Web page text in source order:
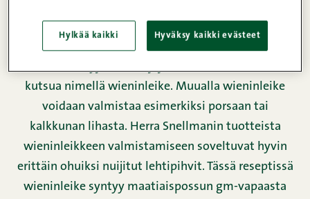
valmistetaan ohuesta vasikanleikkeestä ja muista
kutsua nimellä wieninleike. Muualla wieninleike
voidaan valmistaa esimerkiksi porsaan tai
kalkkunan lihasta. Herra Snellmanin tuotteista
wieninleikkeen valmistamiseen soveltuvat hyvin
erittäin ohuiksi nuijitut lehtipihvit. Tässä reseptissä
wieninleike syntyy maatiaispossun gm-vapaasta
Hylkää kaikki Hyväksy kaikki evästeet